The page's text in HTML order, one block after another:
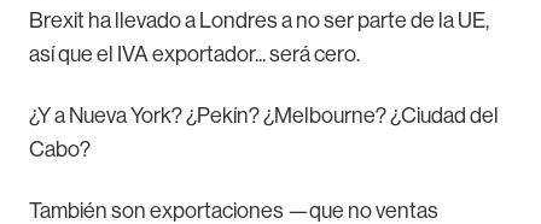
Brexit ha llevado a Londres a no ser parte de la UE,
así que el IVA exportador... será cero.
¿Y a Nueva York? ¿Pekín? ¿Melbourne? ¿Ciudad del
Cabo?
También son exportaciones —que no ventas